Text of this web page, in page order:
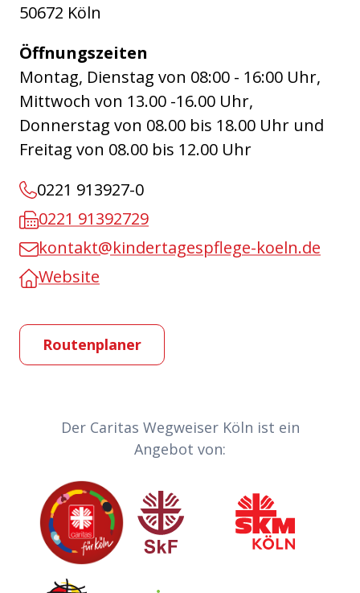
50672 Köln
Öffnungszeiten
Montag, Dienstag von 08:00 - 16:00 Uhr,
Mittwoch von 13.00 -16.00 Uhr,
Donnerstag von 08.00 bis 18.00 Uhr und
Freitag von 08.00 bis 12.00 Uhr
0221 913927-0
0221 91392729
kontakt@kindertagespflege-koeln.de
Website
Routenplaner
Partner-LinksDer Caritas Wegweiser Köln ist ein
Angebot von:
Caritas
Sozialdienst katholischer
Sozialdienst
Invia